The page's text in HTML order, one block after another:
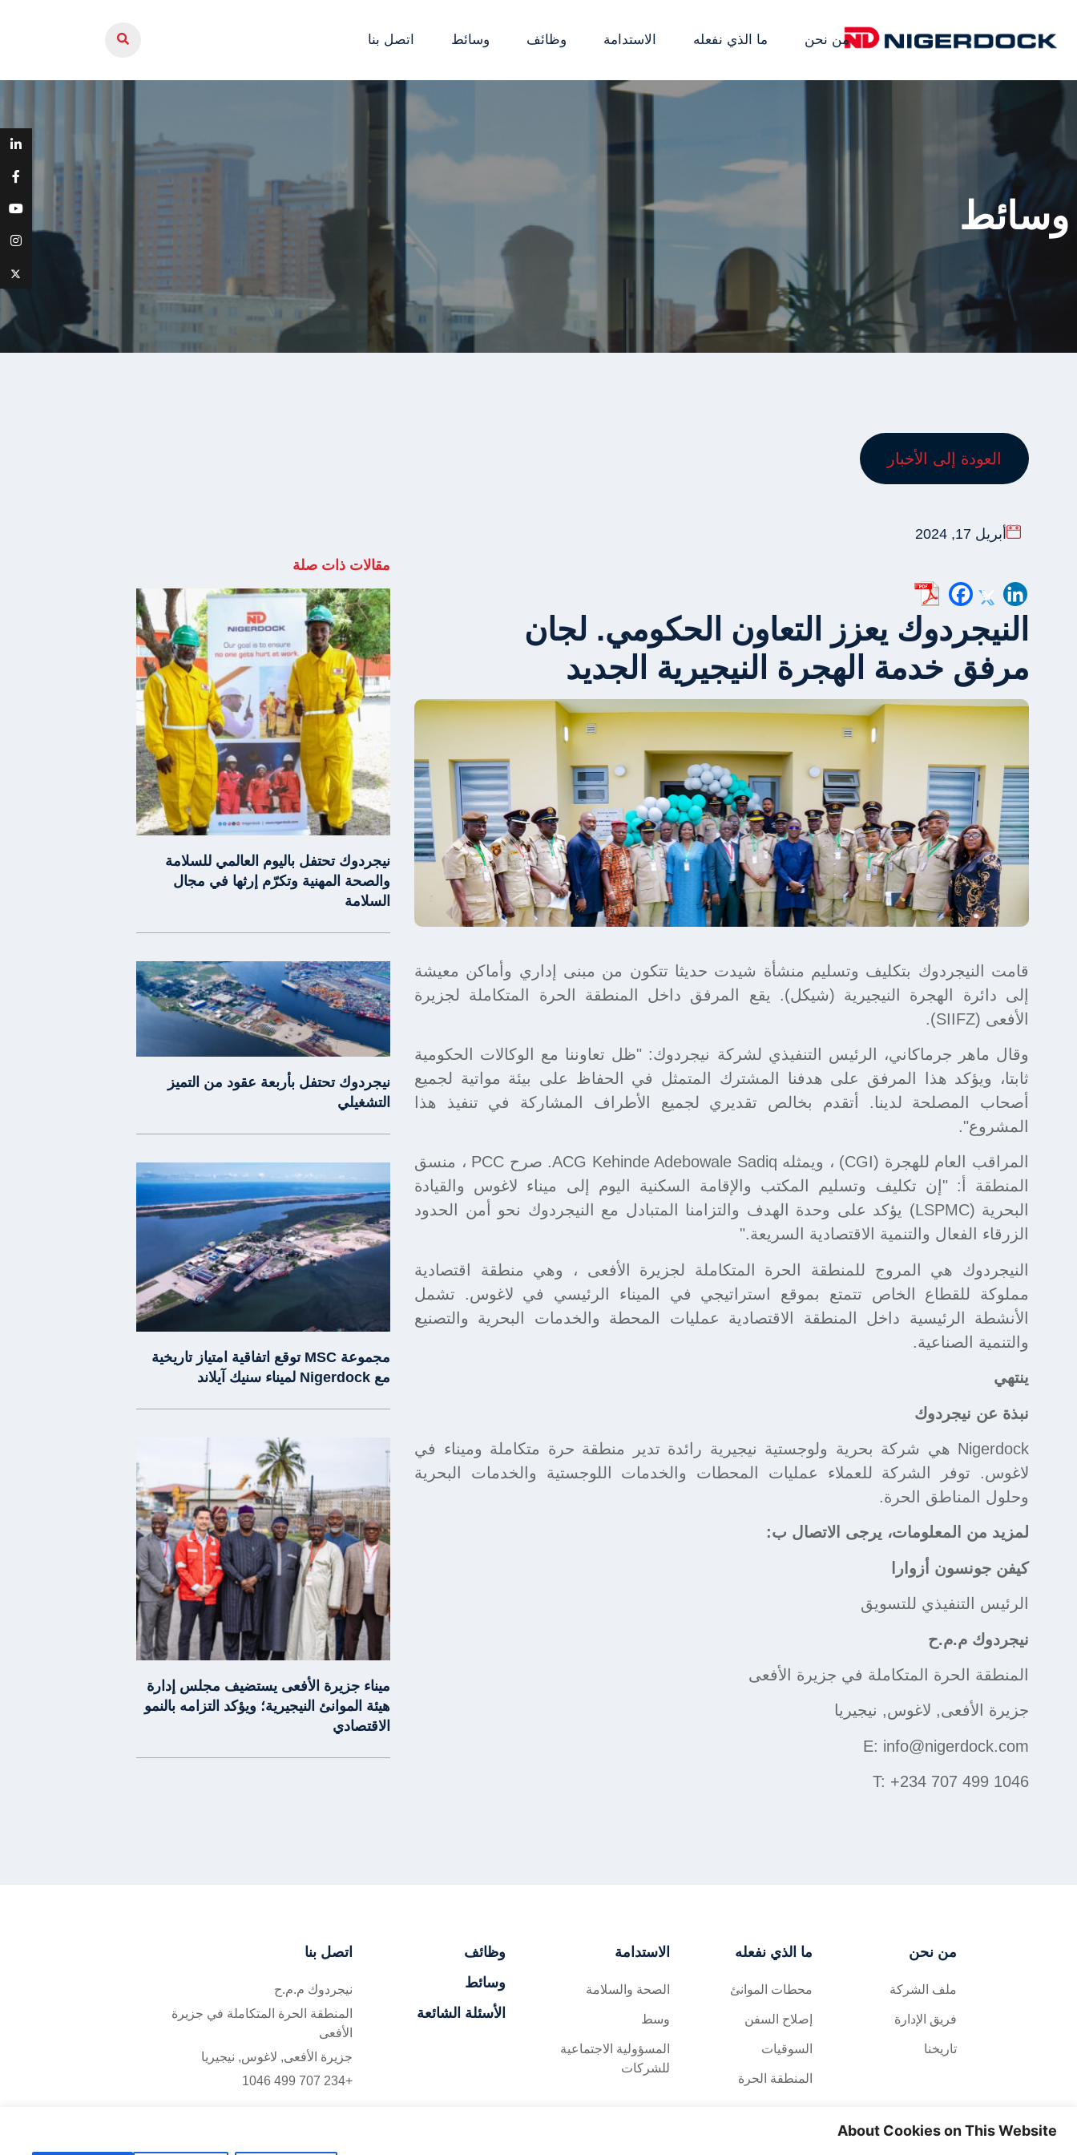
About Cookies on This Website
من نحن ما الذي نفعله الاستدامة وظائف وسائط اتصل بنا
وسائط
العودة إلى الأخبار
أبريل 17, 2024
النيجردوك يعزز التعاون الحكومي. لجان
مرفق خدمة الهجرة النيجيرية الجديد
قامت النيجردوك بتكليف وتسليم منشأة شيدت حديثا تتكون من مبنى إداري وأماكن معيشة
إلى دائرة الهجرة النيجيرية (شيكل). يقع المرفق داخل المنطقة الحرة المتكاملة لجزيرة
الأفعى (SIIFZ).
وقال ماهر جرماكاني، الرئيس التنفيذي لشركة نيجردوك: "ظل تعاوننا مع الوكالات الحكومية
ثابتا، ويؤكد هذا المرفق على هدفنا المشترك المتمثل في الحفاظ على بيئة مواتية لجميع
أصحاب المصلحة لدينا. أتقدم بخالص تقديري لجميع الأطراف المشاركة في تنفيذ هذا
المشروع".
المراقب العام للهجرة (CGI) ، ويمثله ACG Kehinde Adebowale Sadiq. صرح PCC ، منسق
المنطقة أ: "إن تكليف وتسليم المكتب والإقامة السكنية اليوم إلى ميناء لاغوس والقيادة
البحرية (LSPMC) يؤكد على وحدة الهدف والتزامنا المتبادل مع النيجردوك نحو أمن الحدود
الزرقاء الفعال والتنمية الاقتصادية السريعة."
النيجردوك هي المروج للمنطقة الحرة المتكاملة لجزيرة الأفعى ، وهي منطقة اقتصادية
مملوكة للقطاع الخاص تتمتع بموقع استراتيجي في الميناء الرئيسي في لاغوس. تشمل
الأنشطة الرئيسية داخل المنطقة الاقتصادية عمليات المحطة والخدمات البحرية والتصنيع
والتنمية الصناعية.
ينتهي
نبذة عن نيجردوك
Nigerdock هي شركة بحرية ولوجستية نيجيرية رائدة تدير منطقة حرة متكاملة وميناء في
لاغوس. توفر الشركة للعملاء عمليات المحطات والخدمات اللوجستية والخدمات البحرية
وحلول المناطق الحرة.
لمزيد من المعلومات، يرجى الاتصال ب:
كيفن جونسون أزوارا
الرئيس التنفيذي للتسويق
نيجردوك م.م.ح
المنطقة الحرة المتكاملة في جزيرة الأفعى
جزيرة الأفعى, لاغوس, نيجيريا
E: info@nigerdock.com
T: +234 707 499 1046
مقالات ذات صلة
نيجردوك تحتفل باليوم العالمي للسلامة
والصحة المهنية وتكرّم إرثها في مجال
السلامة
نيجردوك تحتفل بأربعة عقود من التميز
التشغيلي
مجموعة MSC توقع اتفاقية امتياز تاريخية
مع Nigerdock لميناء سنيك آيلاند
ميناء جزيرة الأفعى يستضيف مجلس إدارة
هيئة الموانئ النيجيرية؛ ويؤكد التزامه بالنمو
الاقتصادي
من نحن
ملف الشركة
فريق الإدارة
تاريخنا
ما الذي نفعله
محطات الموانئ
إصلاح السفن
السوقيات
المنطقة الحرة
الاستدامة
الصحة والسلامة
وسط
المسؤولية الاجتماعية
للشركات
وظائف
وسائط
الأسئلة الشائعة
اتصل بنا
نيجردوك م.م.ح
المنطقة الحرة المتكاملة في جزيرة
الأفعى
جزيرة الأفعى, لاغوس, نيجيريا
+234 707 499 1046